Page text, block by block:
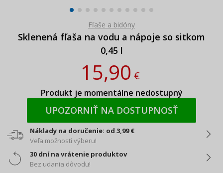
Fľaše a bidóny
Sklenená fľaša na vodu a nápoje so sitkom
0,45 l
15,90€
Produkt je momentálne nedostupný
UPOZORNIŤ NA DOSTUPNOSŤ
Náklady na doručenie: od 3,99 €
Veľa možností výberu!
30 dní na vrátenie produktov
Bez udania dôvodu!